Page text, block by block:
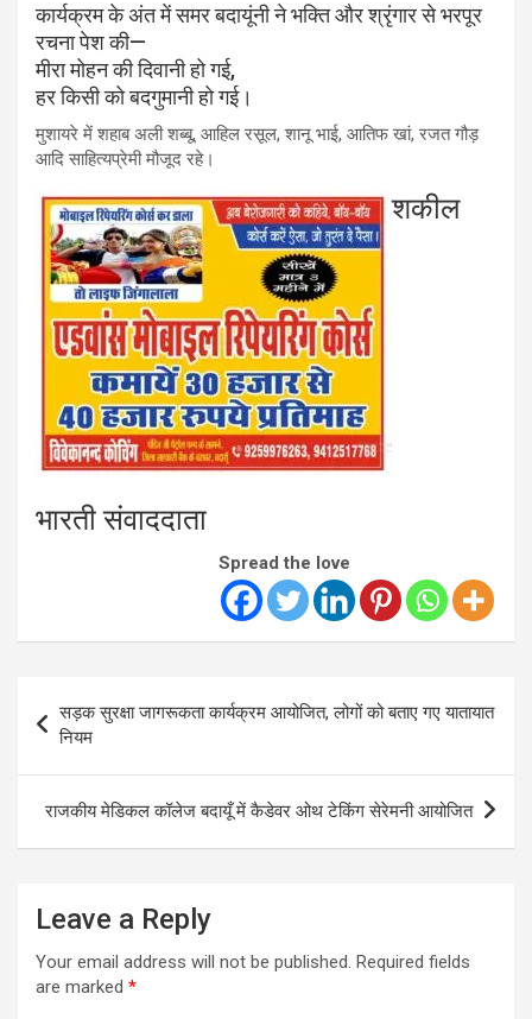
कार्यक्रम के अंत में समर बदायूंनी ने भक्ति और श्रृंगार से भरपूर
रचना पेश की—
मीरा मोहन की दिवानी हो गई,
हर किसी को बदगुमानी हो गई।
मुशायरे में शहाब अली शब्बू, आहिल रसूल, शानू भाई, आतिफ खां, रजत गौड़
आदि साहित्यप्रेमी मौजूद रहे।
शकील
भारती संवाददाता
Spread the love
navigation
सड़क सुरक्षा जागरूकता कार्यक्रम आयोजित, लोगों को बताए गए यातायात
नियम
राजकीय मेडिकल कॉलेज बदायूँ में कैडेवर ओथ टेकिंग सेरेमनी आयोजित
Leave a Reply
Your email address will not be published. Required fields
are marked *